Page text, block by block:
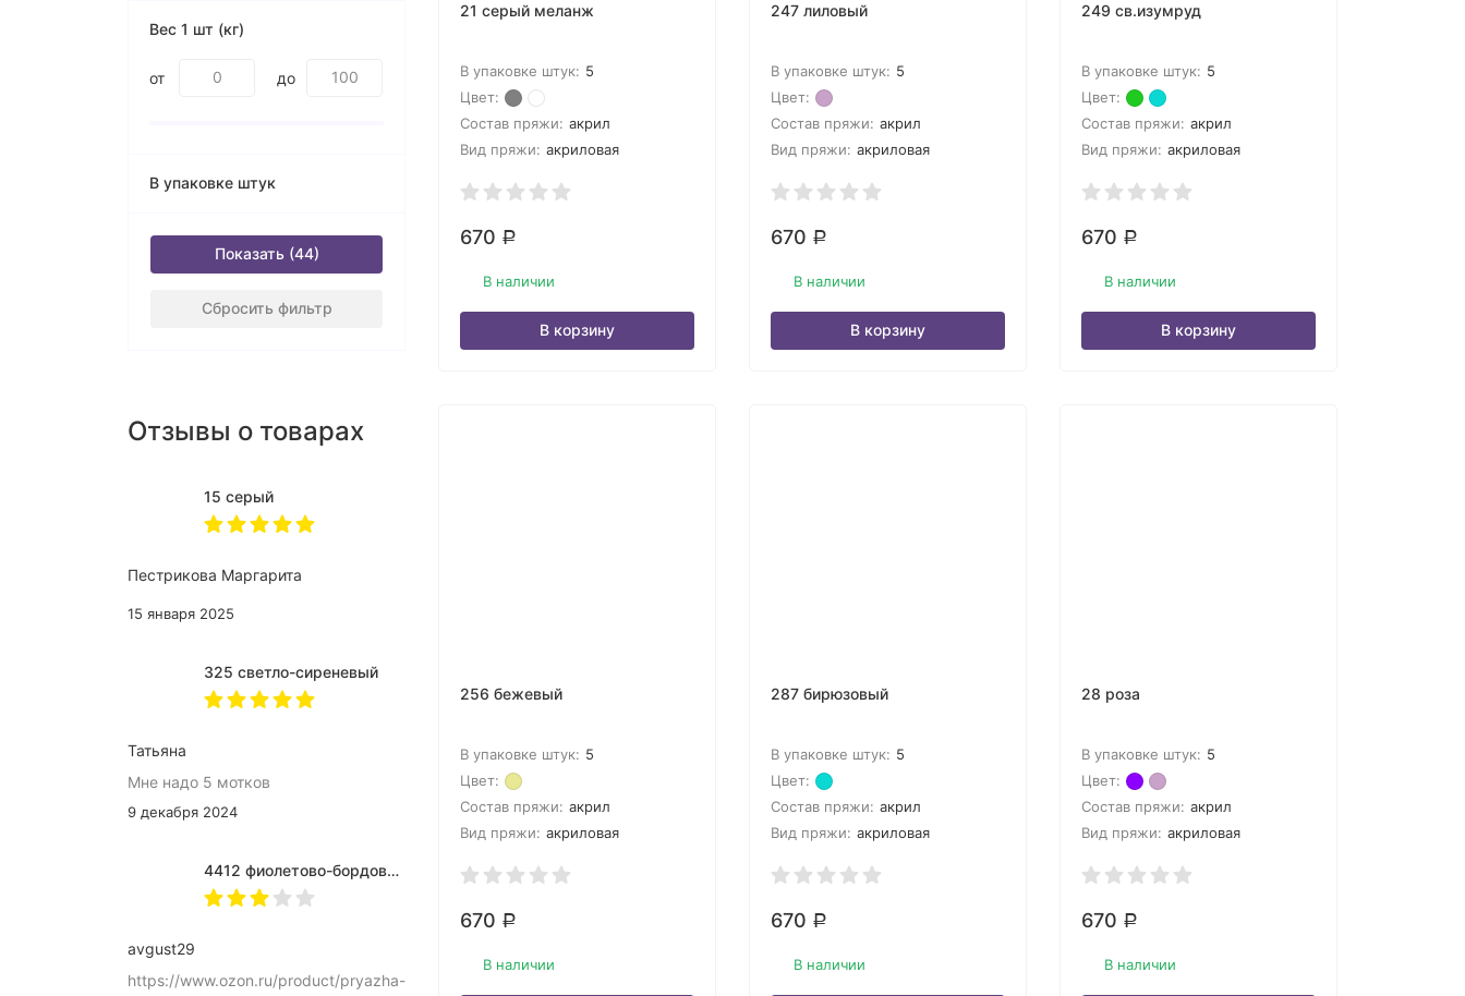
21 серый меланж
В упаковке штук: 5
Цвет:
Состав пряжи: акрил
Вид пряжи: акриловая
670 Р
В наличии
В корзину
247 лиловый
В упаковке штук: 5
Цвет:
Состав пряжи: акрил
Вид пряжи: акриловая
670 Р
В наличии
В корзину
249 св.изумруд
В упаковке штук: 5
Цвет:
Состав пряжи: акрил
Вид пряжи: акриловая
670 Р
В наличии
В корзину
256 бежевый
В упаковке штук: 5
Цвет:
Состав пряжи: акрил
Вид пряжи: акриловая
670 Р
В наличии
287 бирюзовый
В упаковке штук: 5
Цвет:
Состав пряжи: акрил
Вид пряжи: акриловая
670 Р
В наличии
28 роза
В упаковке штук: 5
Цвет:
Состав пряжи: акрил
Вид пряжи: акриловая
670 Р
В наличии
Вес 1 шт (кг)
от до
В упаковке штук
Показать
Сбросить фильтр
Отзывы о товарах
15 серый
Пестрикова Маргарита
15 января 2025
325 светло-сиреневый
Татьяна
Мне надо 5 мотков
9 декабря 2024
4412 фиолетово-бордово-бирюзовый
avgust29
https://www.ozon.ru/product/pryazha-